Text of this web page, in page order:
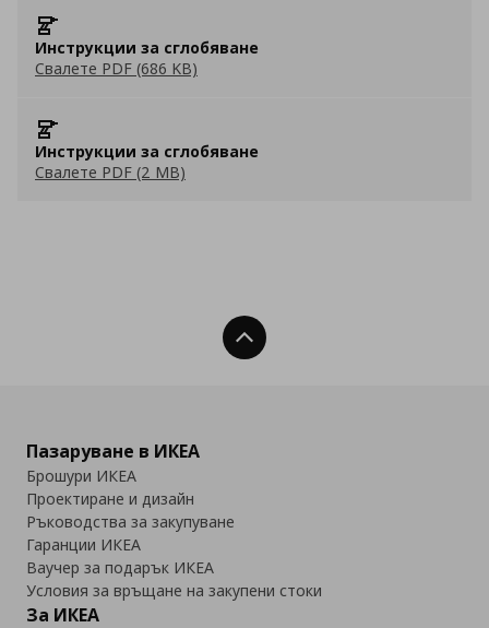
Инструкции за сглобяване
Свалете PDF (686 KB)
Инструкции за сглобяване
Свалете PDF (2 MB)
Нагоре
Пазаруване в ИКЕА
Брошури ИКЕА
Проектиране и дизайн
Ръководства за закупуване
Гаранции ИКЕА
Ваучер за подарък ИКЕА
Условия за връщане на закупени стоки
За ИКЕА